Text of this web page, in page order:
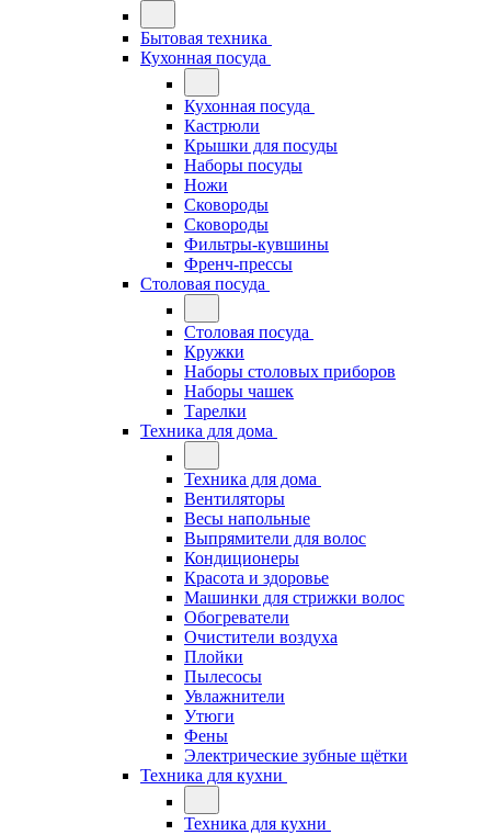
Бытовая техника
Кухонная посуда
Кухонная посуда
Кастрюли
Крышки для посуды
Наборы посуды
Ножи
Сковороды
Сковороды
Фильтры-кувшины
Френч-прессы
Столовая посуда
Столовая посуда
Кружки
Наборы столовых приборов
Наборы чашек
Тарелки
Техника для дома
Техника для дома
Вентиляторы
Весы напольные
Выпрямители для волос
Кондиционеры
Красота и здоровье
Машинки для стрижки волос
Обогреватели
Очистители воздуха
Плойки
Пылесосы
Увлажнители
Утюги
Фены
Электрические зубные щётки
Техника для кухни
Техника для кухни